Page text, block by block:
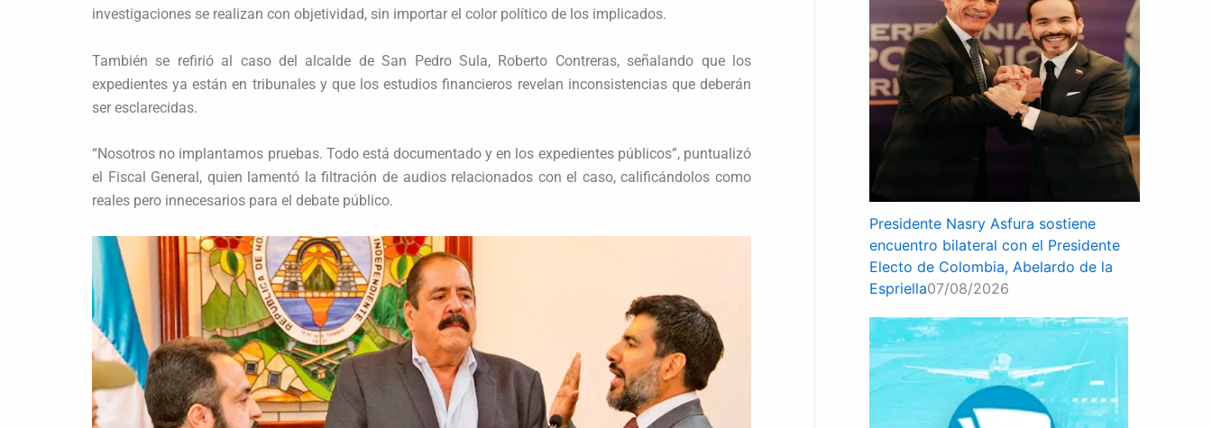
investigaciones se realizan con objetividad, sin importar el color político de los implicados.
También se refirió al caso del alcalde de San Pedro Sula, Roberto Contreras, señalando que los
expedientes ya están en tribunales y que los estudios financieros revelan inconsistencias que deberán
ser esclarecidas.
“Nosotros no implantamos pruebas. Todo está documentado y en los expedientes públicos”, puntualizó
el Fiscal General, quien lamentó la filtración de audios relacionados con el caso, calificándolos como
reales pero innecesarios para el debate público.
Presidente Nasry Asfura sostiene
encuentro bilateral con el Presidente
Electo de Colombia, Abelardo de la
Espriella07/08/2026